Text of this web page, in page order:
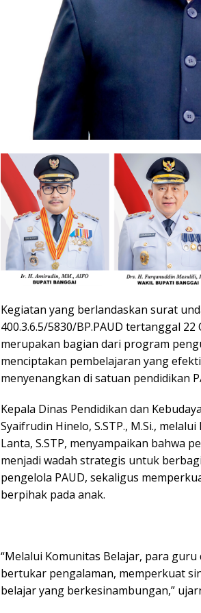
Kegiatan yang berlandaskan surat
400.3.6.5/5830/BP.PAUD tertanggal
merupakan bagian dari program
menciptakan pembelajaran yang
menyenangkan di satuan pendidikan
Kepala Dinas Pendidikan dan
Syaifrudin Hinelo, S.STP., M.Si.,
Lanta, S.STP, menyampaikan bahwa
menjadi wadah strategis untuk
pengelola PAUD, sekaligus
berpihak pada anak.
“Melalui Komunitas Belajar, para
bertukar pengalaman, memperkuat
belajar yang berkesinambungan,”